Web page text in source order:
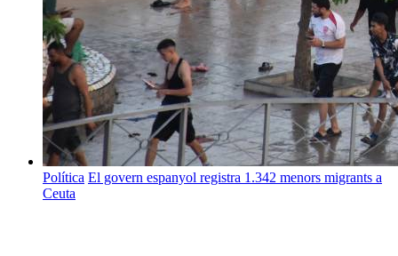
Política El govern espanyol registra 1.342 menors migrants a
Ceuta